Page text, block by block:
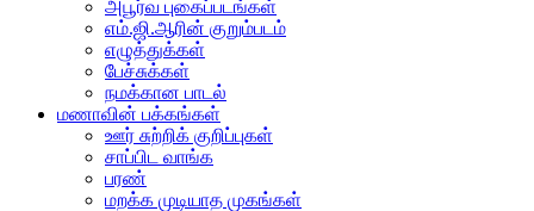
அபூர்வ புகைப்படங்கள்
எம்.ஜி.ஆரின் குறும்படம்
எழுத்துக்கள்
பேச்சுக்கள்
நமக்கான பாடல்
மணாவின் பக்கங்கள்
ஊர் சுற்றிக் குறிப்புகள்
சாப்பிட வாங்க
பரண்
மறக்க முடியாத முகங்கள்